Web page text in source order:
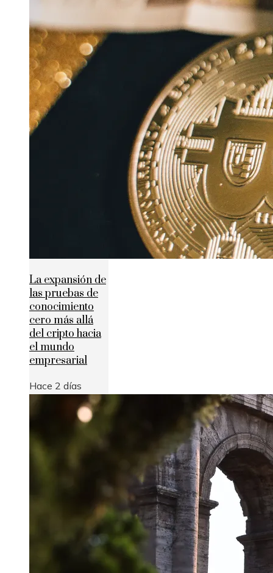
La expansión de
las pruebas de
conocimiento
cero más allá
del cripto hacia
el mundo
empresarial
Hace 2 días